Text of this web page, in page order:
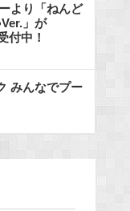
より「ねんど
」が
付中！
みんなでプー